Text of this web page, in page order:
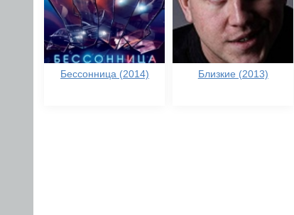
Бессонница (2014) Близкие (2013)